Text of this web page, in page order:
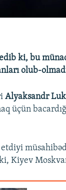
ki, bu
olub-
Alyaksandr
üçün
etdiyi
Kiyev